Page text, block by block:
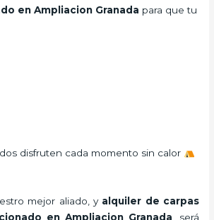
en Ampliacion Granada para que tu
disfruten cada momento sin calor
mejor aliado, y alquiler de carpas
en Ampliacion Granada , será